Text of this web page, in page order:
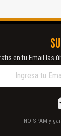
en tu Email las
NO SPAM y